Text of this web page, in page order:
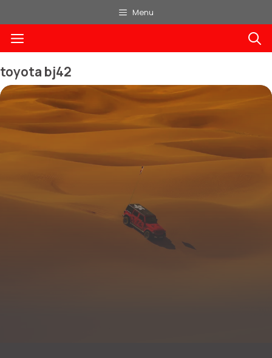
au
contenu
Menu
Menu
toyota bj42